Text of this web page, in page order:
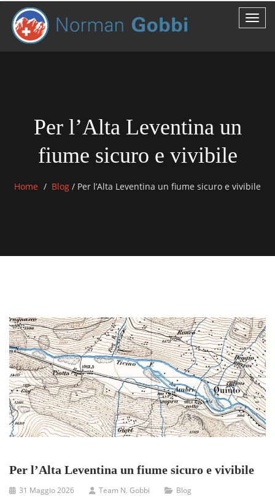
Per l’Alta Leventina un
fiume sicuro e vivibile
Home Blog / Per l’Alta Leventina un fiume sicuro e vivibile
Per l’Alta Leventina un fiume sicuro e vivibile
31 Maggio 2026 Team N. Gobbi
Blog